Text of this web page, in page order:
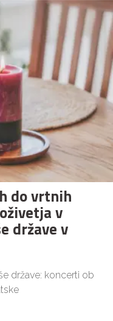
do vrtnih
v
države v
države: koncerti ob